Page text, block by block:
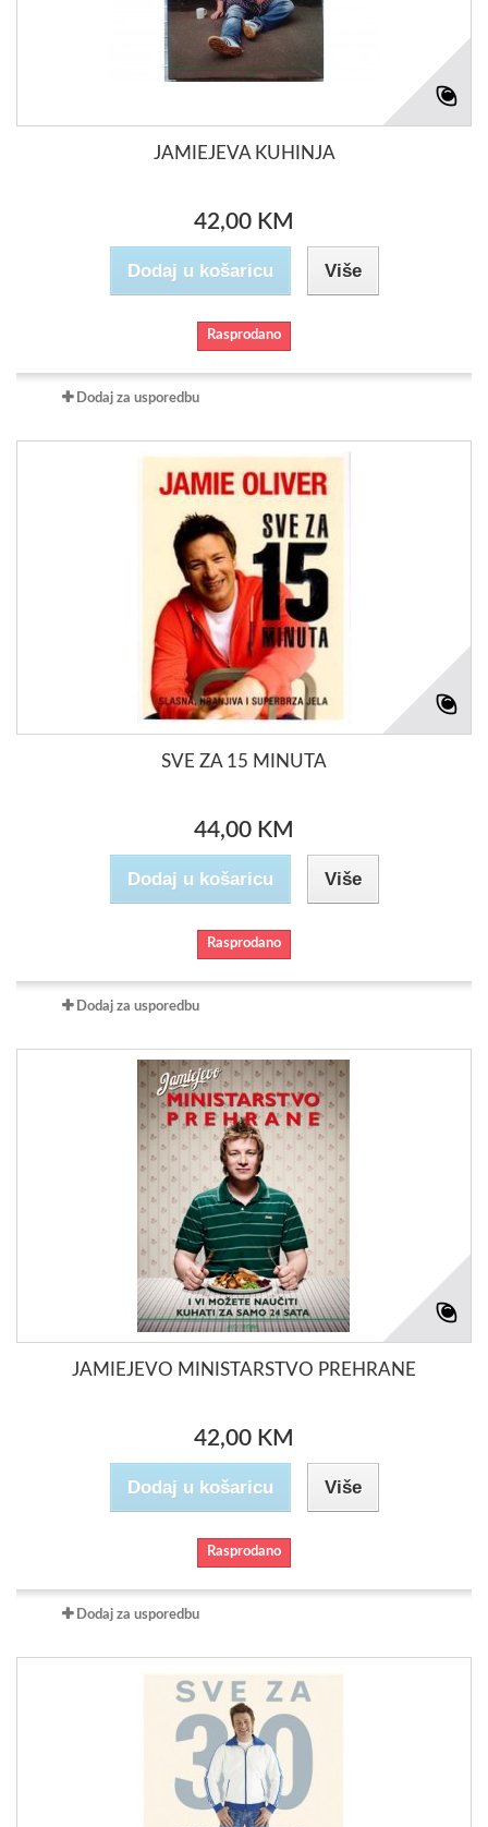
JAMIEJEVA KUHINJA
42,00 KM
Dodaj u košaricu Više
Rasprodano
Dodaj za usporedbu
SVE ZA 15 MINUTA
44,00 KM
Dodaj u košaricu Više
Rasprodano
Dodaj za usporedbu
JAMIEJEVO MINISTARSTVO PREHRANE
42,00 KM
Dodaj u košaricu Više
Rasprodano
Dodaj za usporedbu